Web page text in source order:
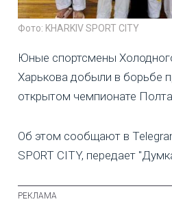
Фото: KHARKIV SPORT CITY
Юные спортсмены
Харькова добыли в борьбе
открытом чемпионате
Об этом сообщают в
SPORT CITY, передает